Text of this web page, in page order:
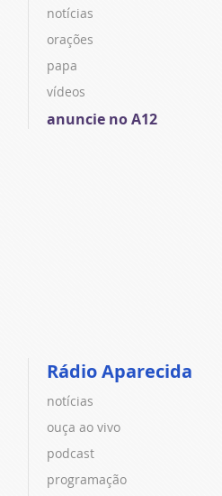
notícias
orações
papa
vídeos
anuncie no A12
Rádio Aparecida
notícias
ouça ao vivo
podcast
programação